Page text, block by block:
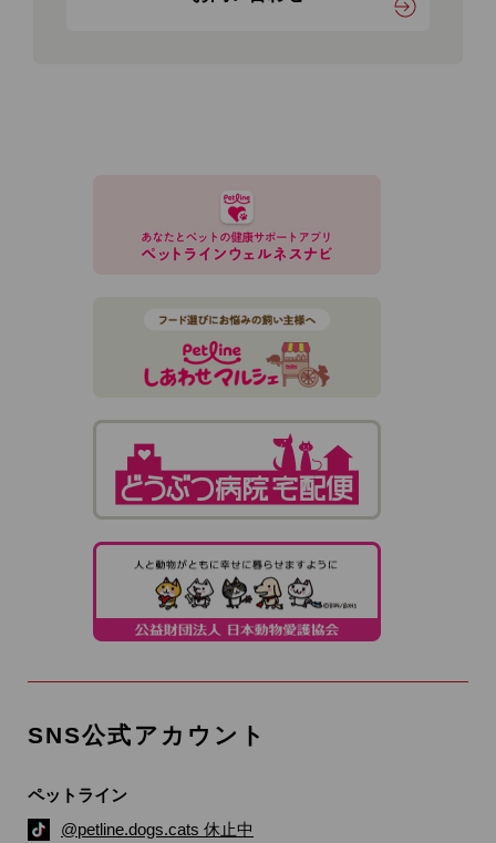
SNS公式アカウント
ペットライン
@petline.dogs.cats 休止中